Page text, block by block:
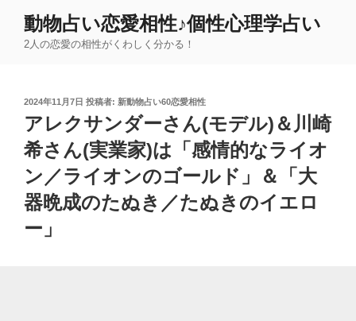
動物占い恋愛相性♪個性心理学占い
2人の恋愛の相性がくわしく分かる！
投
稿
日:
2024年11月7日 投稿者: 新動物占い60恋愛相性
アレクサンダーさん(モデル)＆川崎
希さん(実業家)は「感情的なライオ
ン／ライオンのゴールド」＆「大
器晩成のたぬき／たぬきのイエロ
ー」